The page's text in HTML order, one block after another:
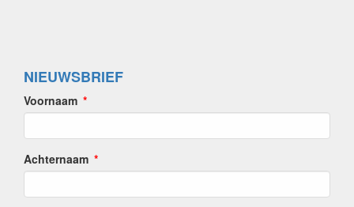
NIEUWSBRIEF
Voornaam
Achternaam